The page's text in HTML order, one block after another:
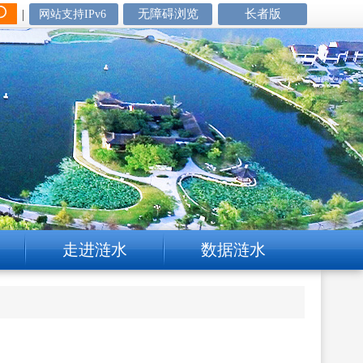
| 网站支持IPv6 无障碍浏览 长者版
走进涟水 数据涟水